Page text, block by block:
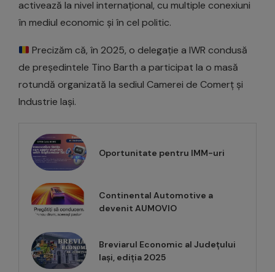
activează la nivel internațional, cu multiple conexiuni
în mediul economic și în cel politic.
Precizăm că, în 2025, o delegație a IWR condusă
de președintele Tino Barth a participat la o masă
rotundă organizată la sediul Camerei de Comerț și
Industrie Iași.
Oportunitate pentru IMM-uri
Continental Automotive a
devenit AUMOVIO
Breviarul Economic al Județului
Iași, ediția 2025